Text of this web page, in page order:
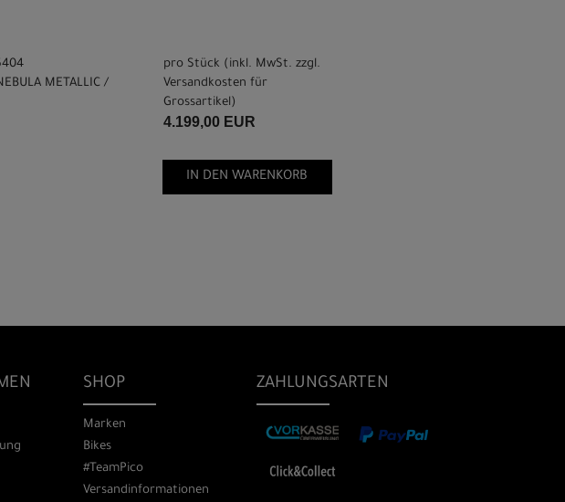
METALLIC /
pro Stück (inkl. MwSt. zzgl.
Versandkosten für
Grossartikel )
4.199,00 EUR
IN DEN WARENKORB
SHOP
Marken
Bikes
#TeamPico
Versandinformationen
ZAHLUNGSARTEN